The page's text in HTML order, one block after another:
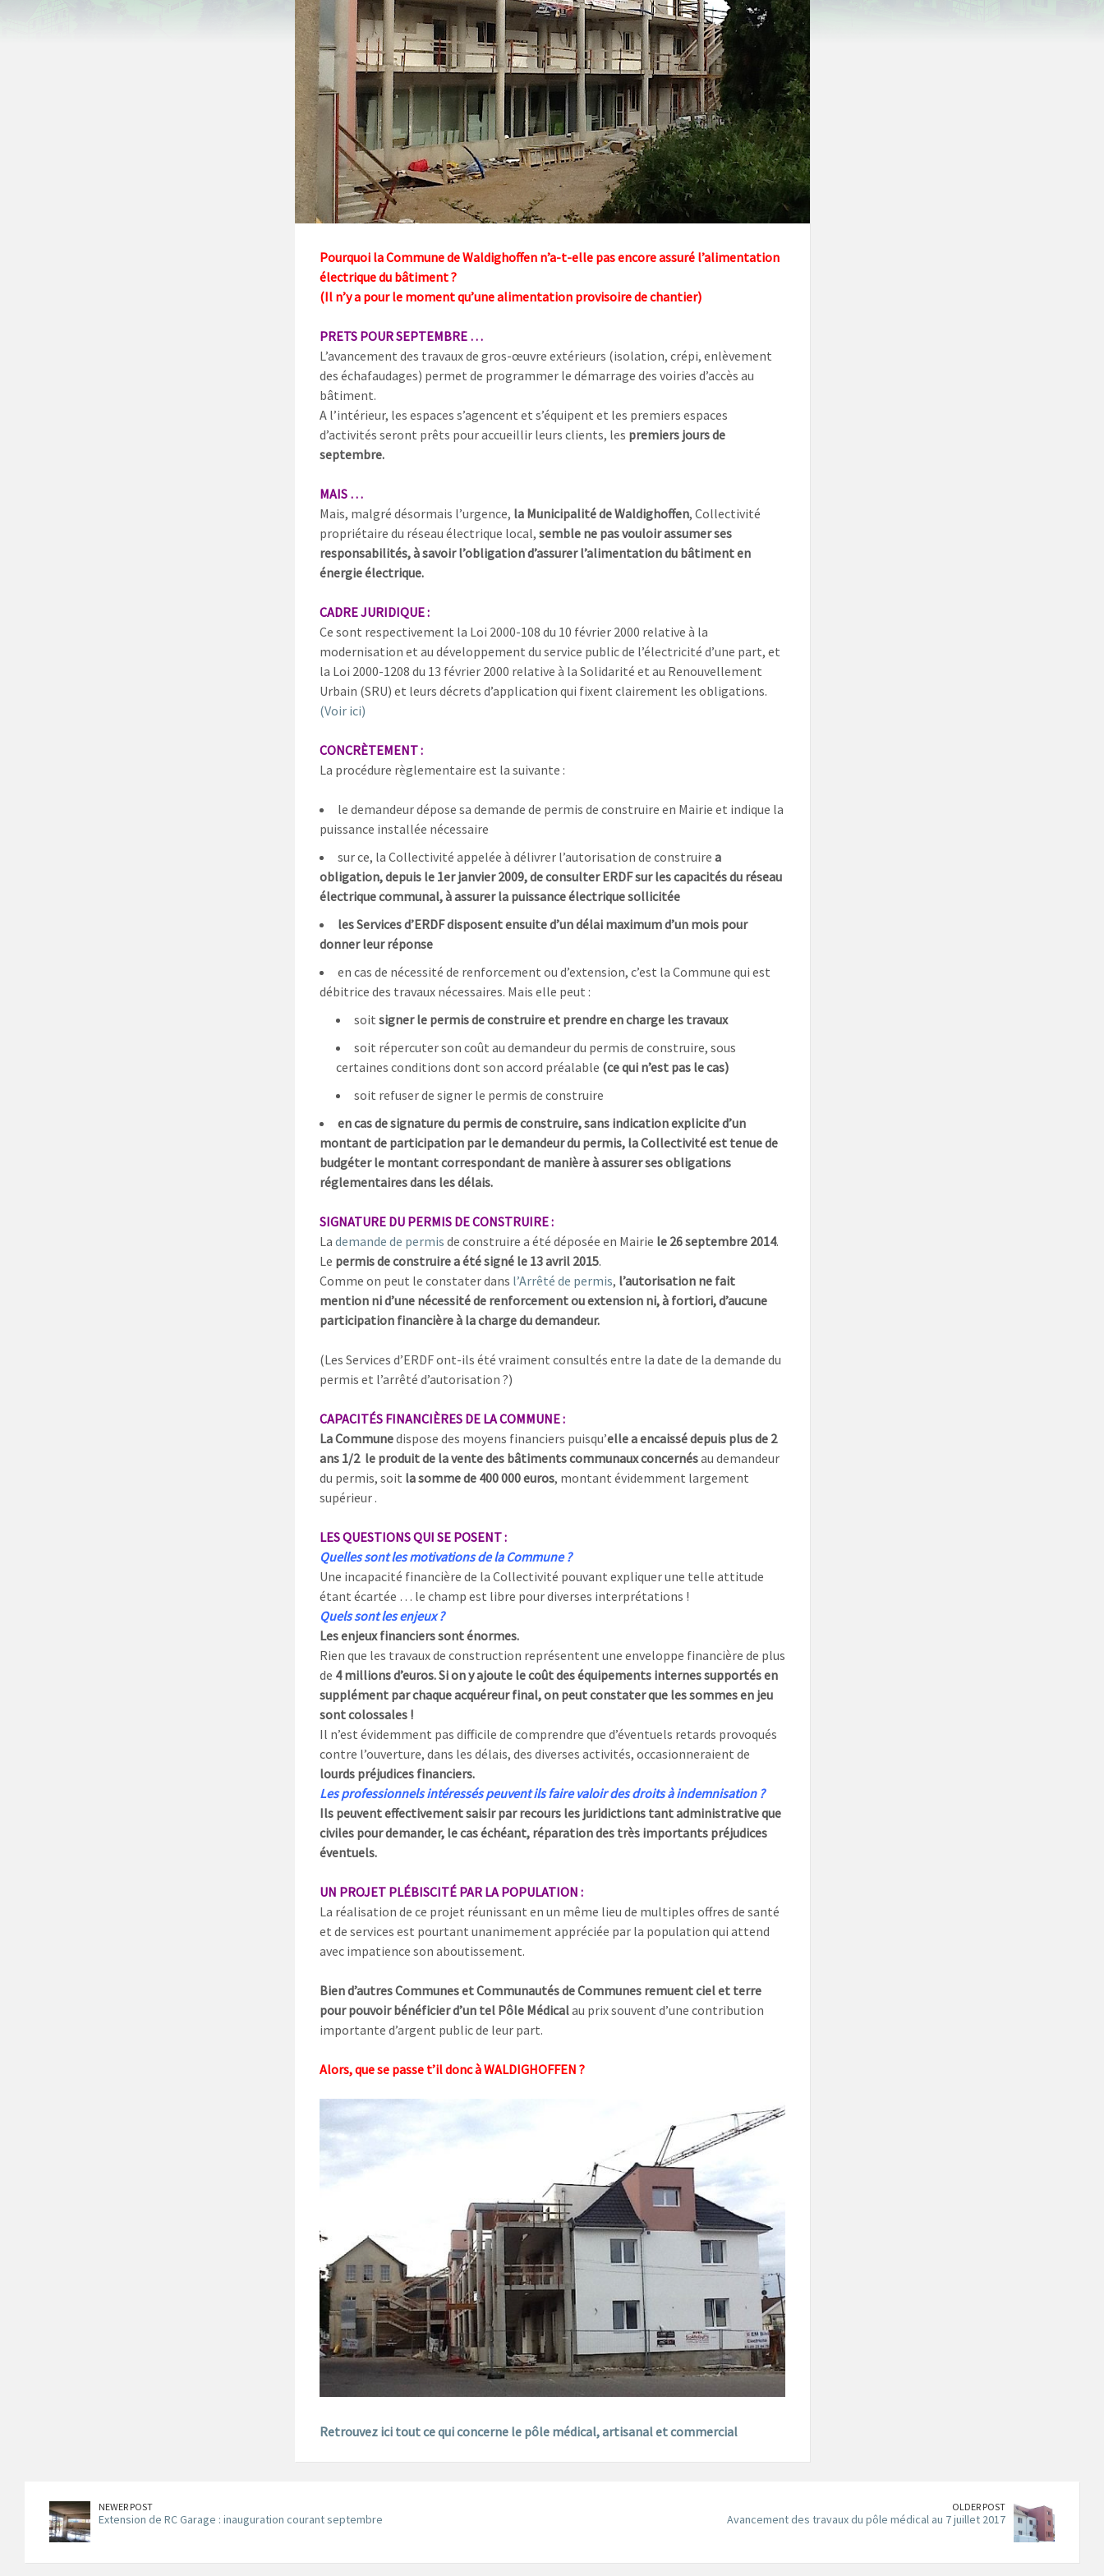
Pourquoi la Commune de Waldighoffen n’a-t-elle pas encore assuré l’alimentation
électrique du bâtiment ?
(Il n’y a pour le moment qu’une alimentation provisoire de chantier)
PRETS POUR SEPTEMBRE …
L’avancement des travaux de gros-œuvre extérieurs (isolation, crépi, enlèvement
des échafaudages) permet de programmer le démarrage des voiries d’accès au
bâtiment.
A l’intérieur, les espaces s’agencent et s’équipent et les premiers espaces
d’activités seront prêts pour accueillir leurs clients, les premiers jours de
septembre.
MAIS …
Mais, malgré désormais l’urgence, la Municipalité de Waldighoffen, Collectivité
propriétaire du réseau électrique local, semble ne pas vouloir assumer ses
responsabilités, à savoir l’obligation d’assurer l’alimentation du bâtiment en
énergie électrique.
CADRE JURIDIQUE :
Ce sont respectivement la Loi 2000-108 du 10 février 2000 relative à la
modernisation et au développement du service public de l’électricité d’une part, et
la Loi 2000-1208 du 13 février 2000 relative à la Solidarité et au Renouvellement
Urbain (SRU) et leurs décrets d’application qui fixent clairement les obligations.
(Voir ici)
CONCRÈTEMENT :
La procédure règlementaire est la suivante :
le demandeur dépose sa demande de permis de construire en Mairie et indique la
puissance installée nécessaire
sur ce, la Collectivité appelée à délivrer l’autorisation de construire a
obligation, depuis le 1er janvier 2009, de consulter ERDF sur les capacités du réseau
électrique communal, à assurer la puissance électrique sollicitée
les Services d’ERDF disposent ensuite d’un délai maximum d’un mois pour
donner leur réponse
en cas de nécessité de renforcement ou d’extension, c’est la Commune qui est
débitrice des travaux nécessaires. Mais elle peut :
soit signer le permis de construire et prendre en charge les travaux
soit répercuter son coût au demandeur du permis de construire, sous
certaines conditions dont son accord préalable (ce qui n’est pas le cas)
soit refuser de signer le permis de construire
en cas de signature du permis de construire, sans indication explicite d’un
montant de participation par le demandeur du permis, la Collectivité est tenue de
budgéter le montant correspondant de manière à assurer ses obligations
réglementaires dans les délais.
SIGNATURE DU PERMIS DE CONSTRUIRE :
La demande de permis de construire a été déposée en Mairie le 26 septembre 2014.
Le permis de construire a été signé le 13 avril 2015.
Comme on peut le constater dans l’Arrêté de permis, l’autorisation ne fait
mention ni d’une nécessité de renforcement ou extension ni, à fortiori, d’aucune
participation financière à la charge du demandeur.
(Les Services d’ERDF ont-ils été vraiment consultés entre la date de la demande du
permis et l’arrêté d’autorisation ?)
CAPACITÉS FINANCIÈRES DE LA COMMUNE :
La Communedispose des moyens financiers puisqu’elle a encaissé depuis plus de 2
ans 1/2 le produit de la vente des bâtiments communaux concernésau demandeur
du permis, soit la somme de 400 000 euros, montant évidemment largement
supérieur .
LES QUESTIONS QUI SE POSENT :
Quelles sont les motivations de la Commune ?
Une incapacité financière de la Collectivité pouvant expliquer une telle attitude
étant écartée … le champ est libre pour diverses interprétations !
Quels sont les enjeux ?
Les enjeux financiers sont énormes.
Rien que les travaux de construction représentent une enveloppe financière de plus
de 4 millions d’euros. Si on y ajoute le coût des équipements internes supportés en
supplément par chaque acquéreur final, on peut constater que les sommes en jeu
sont colossales !
Il n’est évidemment pas difficile de comprendre que d’éventuels retards provoqués
contre l’ouverture, dans les délais, des diverses activités, occasionneraient de
lourds préjudices financiers.
Les professionnels intéressés peuvent ils faire valoir des droits à indemnisation ?
Ils peuvent effectivement saisir par recours les juridictions tant administrative que
civiles pour demander, le cas échéant, réparation des très importants préjudices
éventuels.
UN PROJET PLÉBISCITÉ PAR LA POPULATION :
La réalisation de ce projet réunissant en un même lieu de multiples offres de santé
et de services est pourtant unanimement appréciée par la population qui attend
avec impatience son aboutissement.
Bien d’autres Communes et Communautés de Communes remuent ciel et terre
pour pouvoir bénéficier d’un tel Pôle Médicalau prix souvent d’une contribution
importante d’argent public de leur part.
Alors, que se passe t’il donc à WALDIGHOFFEN ?
Retrouvez ici tout ce qui concerne le pôle médical, artisanal et commercial
NEWER POST
Extension de RC Garage : inauguration courant septembre
OLDER POST
Avancement des travaux du pôle médical au 7 juillet 2017